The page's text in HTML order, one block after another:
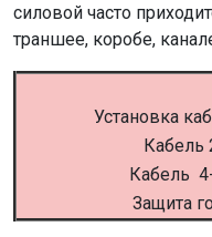
силовой часто
траншее, коробе,
Установка
Кабель
Кабель
Защита